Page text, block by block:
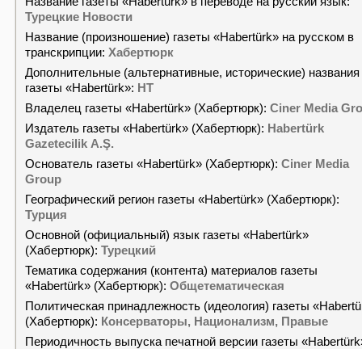
Турецкие Новости
Название (произношение) газеты «Habertürk» на русском в
транскрипции: Хабертюрк
Дополнительные (альтернативные, исторические) названия
газеты «Habertürk»: HT
Владелец газеты «Habertürk» (Хабертюрк): Ciner Media
Издатель газеты «Habertürk» (Хабертюрк): Habertürk
Gazetecilik A.Ş.
Основатель газеты «Habertürk» (Хабертюрк): Ciner Media
Group
Географический регион газеты «Habertürk» (Хабертюрк):
Турция
Основной (официальный) язык газеты «Habertürk»
(Хабертюрк): Турецкий
Тематика содержания (контента) материалов газеты
«Habertürk» (Хабертюрк): Общетематическая
Политическая принадлежность (идеология) газеты
(Хабертюрк): Консерваторы, Национализм, Правые
Периодичность выпуска печатной версии газеты